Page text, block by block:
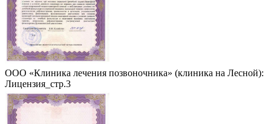
ООО «Клиника лечения позвоночника» (клиника на Лесной):
Лицензия_стр.3